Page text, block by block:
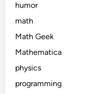
humor
math
Math Geek
Mathematica
physics
programming